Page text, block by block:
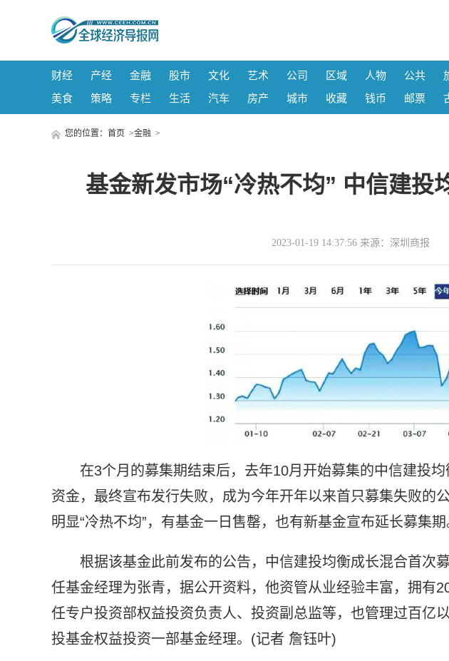
财经 产经 金融 股市 文化 艺术 公司 区域 人物 公共
美食
策略 专栏 生活 汽车 房产 城市 收藏 钱币 邮票
您的位置： 首页 >金融 >
基金新发市场“冷热不均” 中信建投
2023-01-19 14:37:56 来源：深圳商报
在3个月的募集期结束后，去年10月开始募集的中信建投
资金，最终宣布发行失败，成为今年开年以来首只募集失败的
明显“冷热不均”，有基金一日售罄，也有新基金宣布延长募集期
根据该基金此前发布的公告，中信建投均衡成长混合首次
任基金经理为张青，据公开资料，他资管从业经验丰富，拥有
任专户投资部权益投资负责人、投资副总监等，也管理过百亿
投基金权益投资一部基金经理。(记者 詹钰叶)